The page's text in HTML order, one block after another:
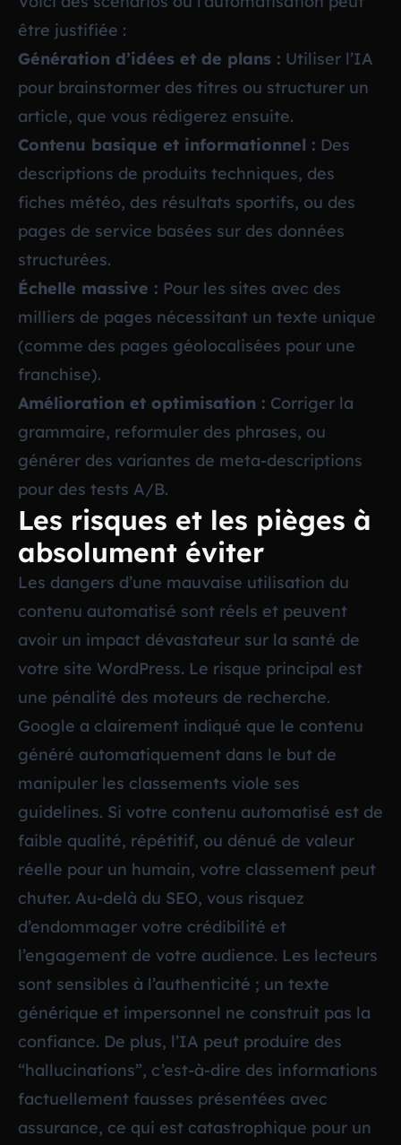
être justifiée :
Génération d’idées et de plans : Utiliser l’IA
pour brainstormer des titres ou structurer un
article, que vous rédigerez ensuite.
Contenu basique et informationnel : Des
descriptions de produits techniques, des
fiches météo, des résultats sportifs, ou des
pages de service basées sur des données
structurées.
Échelle massive : Pour les sites avec des
milliers de pages nécessitant un texte unique
(comme des pages géolocalisées pour une
franchise).
Amélioration et optimisation : Corriger la
grammaire, reformuler des phrases, ou
générer des variantes de meta-descriptions
pour des tests A/B.
Les risques et les pièges à
absolument éviter
Les dangers d’une mauvaise utilisation du
contenu automatisé sont réels et peuvent
avoir un impact dévastateur sur la santé de
votre site WordPress. Le risque principal est
une pénalité des moteurs de recherche.
Google a clairement indiqué que le contenu
généré automatiquement dans le but de
manipuler les classements viole ses
guidelines. Si votre contenu automatisé est de
faible qualité, répétitif, ou dénué de valeur
réelle pour un humain, votre classement peut
chuter. Au-delà du SEO, vous risquez
d’endommager votre crédibilité et
l’engagement de votre audience. Les lecteurs
sont sensibles à l’authenticité ; un texte
générique et impersonnel ne construit pas la
confiance. De plus, l’IA peut produire des
“hallucinations”, c’est-à-dire des informations
factuellement fausses présentées avec
assurance, ce qui est catastrophique pour un